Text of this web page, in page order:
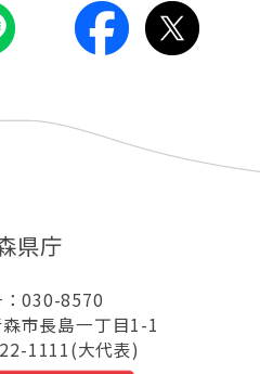
県庁
030-8570
市長島一丁目1-1
1111(大代表)